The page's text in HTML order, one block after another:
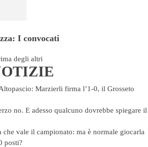
I convocati
degli altri
Marzierli firma l’1-0, il Grosseto
no. E adesso qualcuno dovrebbe spiegare il
che vale il campionato: ma è normale giocarla
posti?